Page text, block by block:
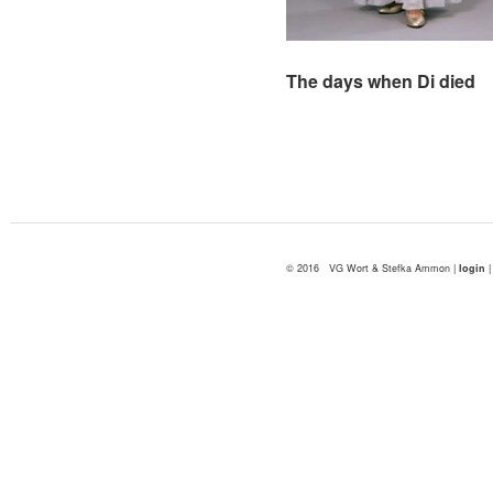
The days when Di died
The days when Di died
© 2016 VG Wort & Stefka Ammon | login |